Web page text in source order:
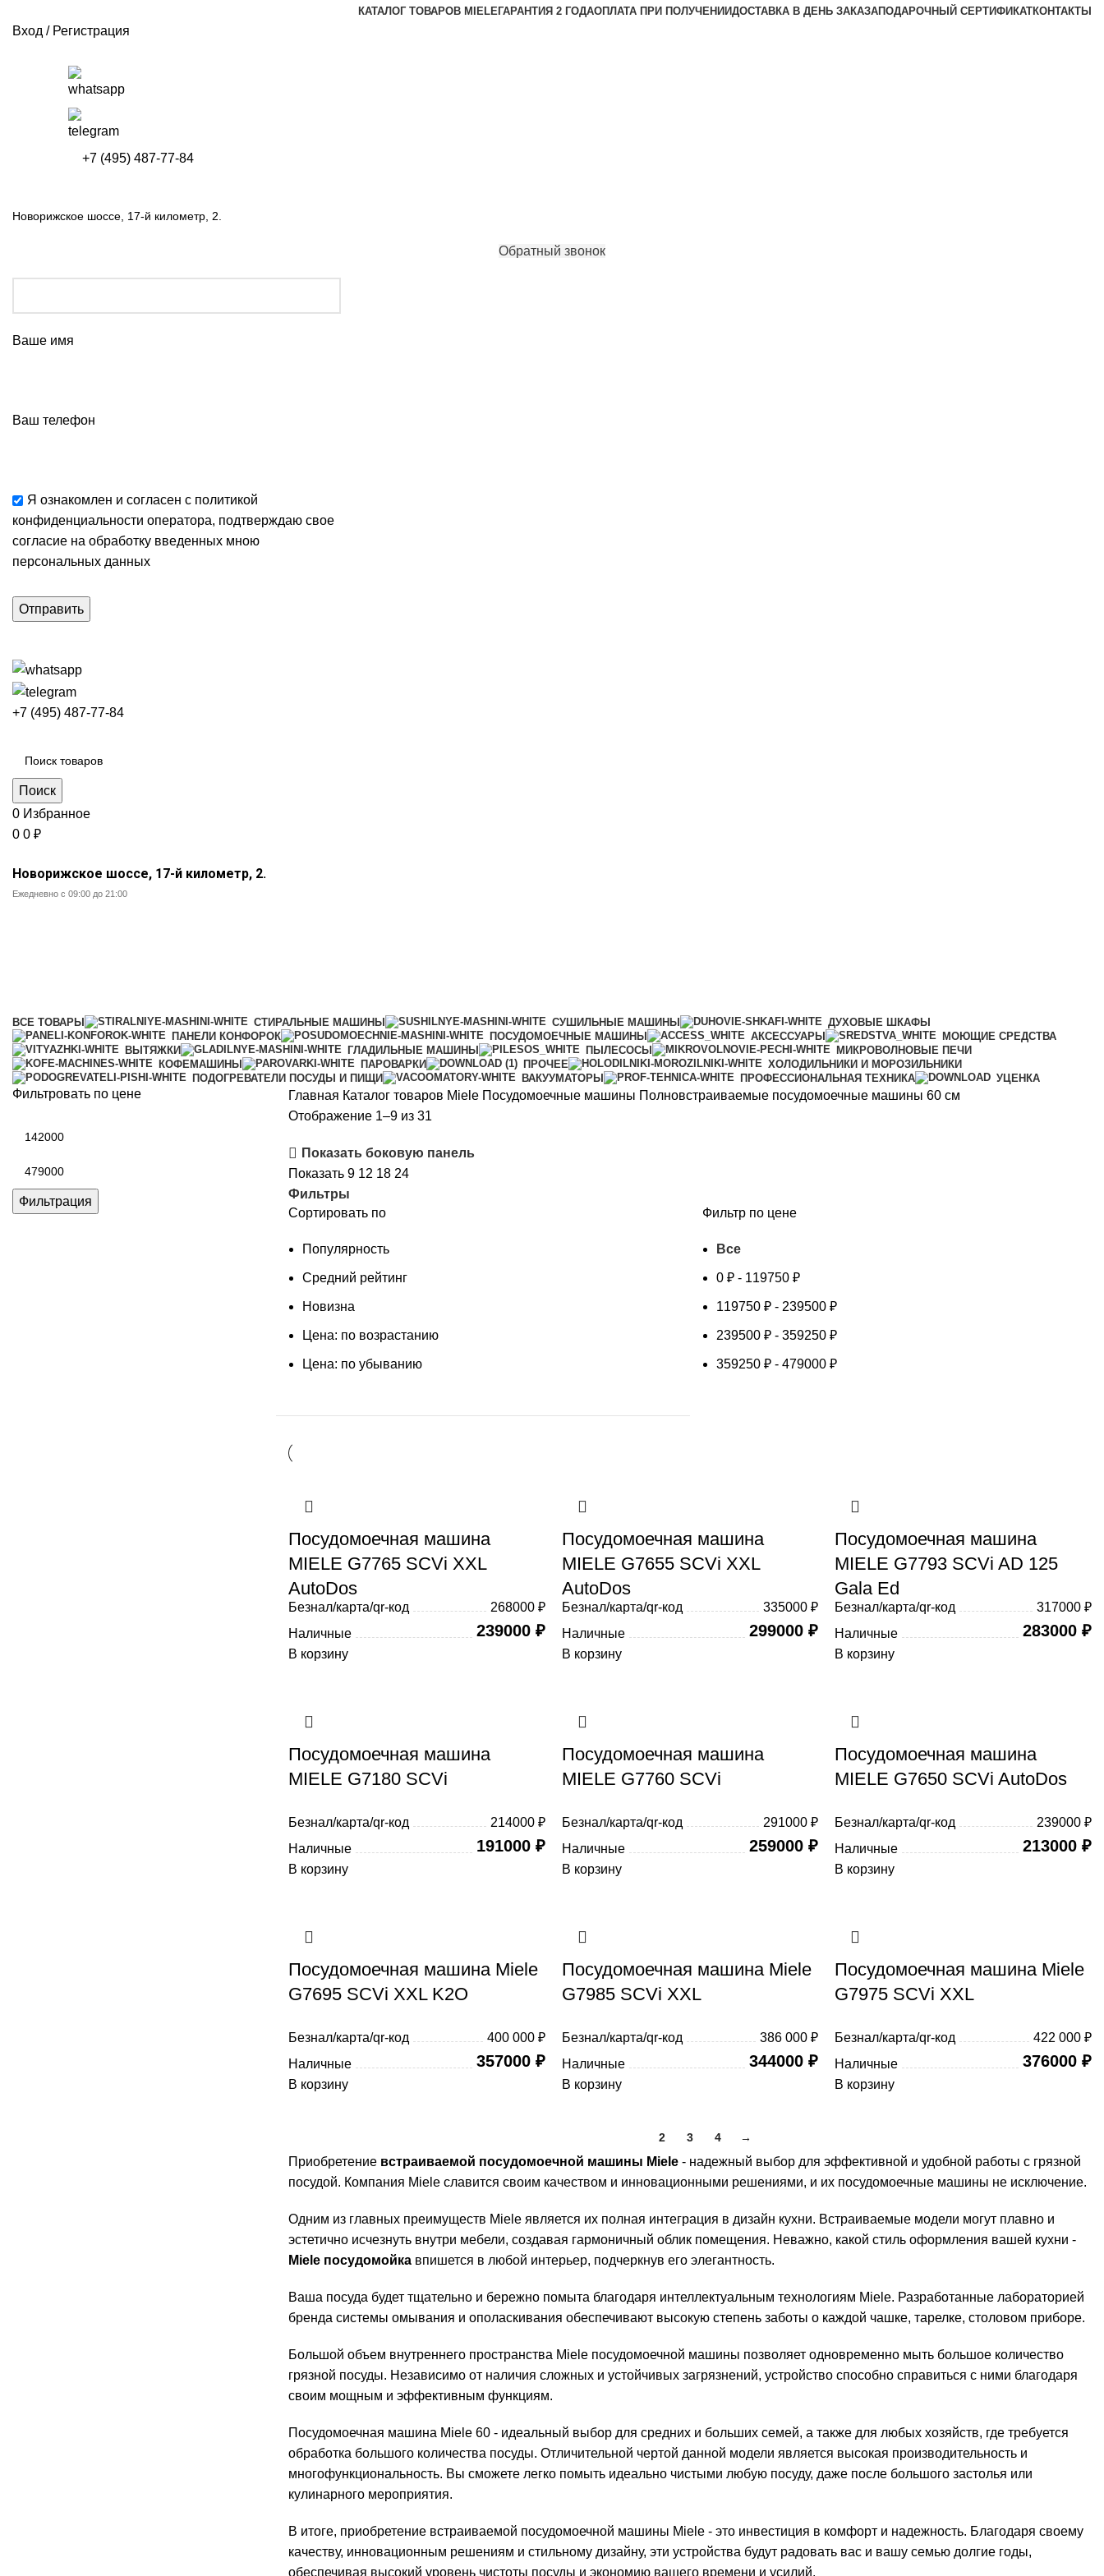
КАТАЛОГ ТОВАРОВ MIELEГАРАНТИЯ 2 ГОДАОПЛАТА ПРИ ПОЛУЧЕНИИДОСТАВКА В ДЕНЬ ЗАКАЗАПОДАРОЧНЫЙ СЕРТИФИКАТКОНТАКТЫ
Вход / Регистрация
+7 (495) 487-77-84
Новорижское шоссе, 17-й километр, 2.
Обратный звонок
Ваше имя
Ваш телефон
Я ознакомлен и согласен с политикой
конфиденциальности оператора, подтверждаю свое
согласие на обработку введенных мною
персональных данных
+7 (495) 487-77-84
Поиск
0 Избранное
0 0 ₽
Новорижское шоссе, 17-й километр, 2.
Ежедневно с 09:00 до 21:00
ВСЕ ТОВАРЫ СТИРАЛЬНЫЕ МАШИНЫ СУШИЛЬНЫЕ МАШИНЫ
ДУХОВЫЕ ШКАФЫ
ПАНЕЛИ КОНФОРОК
ПОСУДОМОЕЧНЫЕ МАШИНЫ АКСЕССУАРЫ
МОЮЩИЕ СРЕДСТВА
ВЫТЯЖКИ
ГЛАДИЛЬНЫЕ МАШИНЫ ПЫЛЕСОСЫ
МИКРОВОЛНОВЫЕ ПЕЧИ
КОФЕМАШИНЫ
ПАРОВАРКИ ПРОЧЕЕ
ХОЛОДИЛЬНИКИ И МОРОЗИЛЬНИКИ
ПОДОГРЕВАТЕЛИ ПОСУДЫ И ПИЩИ
ВАКУУМАТОРЫ ПРОФЕССИОНАЛЬНАЯ ТЕХНИКА УЦЕНКА
Фильтровать по цене
Фильтрация
Главная Каталог товаров Miele Посудомоечные машины Полновстраиваемые посудомоечные машины 60 см
Отображение 1–9 из 31
рейтингу
Показать боковую панель
Показать 9 12 18 24
Фильтры
Сортировать по
Популярность
Средний рейтинг
Новизна
Цена: по возрастанию
Цена: по убыванию
Фильтр по цене
Все
0 ₽ - 119750 ₽
119750 ₽ - 239500 ₽
239500 ₽ - 359250 ₽
359250 ₽ - 479000 ₽
Посудомоечная машина
MIELE G7765 SCVi XXL
AutoDos
Безнал/карта/qr-код
268000 ₽
Наличные
239000 ₽
В корзину
Посудомоечная машина
MIELE G7655 SCVi XXL
AutoDos
Безнал/карта/qr-код
335000 ₽
Наличные
299000₽
В корзину
Посудомоечная машина
MIELE G7793 SCVi AD 125
Gala Ed
Безнал/карта/qr-код
317000 ₽
Наличные
283000 ₽
В корзину
Посудомоечная машина
MIELE G7180 SCVi
Безнал/карта/qr-код
214000 ₽
Наличные
191000 ₽
В корзину
Посудомоечная машина
MIELE G7760 SCVi
Безнал/карта/qr-код
291000 ₽
Наличные
259000₽
В корзину
Посудомоечная машина
MIELE G7650 SCVi AutoDos
Безнал/карта/qr-код
239000 ₽
Наличные
213000 ₽
В корзину
Посудомоечная машина Miele
G7695 SCVi XXL K2O
Безнал/карта/qr-код
400 000 ₽
Наличные
357000 ₽
В корзину
Посудомоечная машина Miele
G7985 SCVi XXL
Безнал/карта/qr-код
386 000 ₽
Наличные
344000₽
В корзину
Посудомоечная машина Miele
G7975 SCVi XXL
Безнал/карта/qr-код
422 000 ₽
Наличные
376000 ₽
В корзину
2 3 4 →
Приобретение встраиваемой посудомоечной машины Miele - надежный выбор для эффективной и удобной работы с грязной
посудой. Компания Miele славится своим качеством и инновационными решениями, и их посудомоечные машины не исключение.
Одним из главных преимуществ Miele является их полная интеграция в дизайн кухни. Встраиваемые модели могут плавно и
эстетично исчезнуть внутри мебели, создавая гармоничный облик помещения. Неважно, какой стиль оформления вашей кухни -
Miele посудомойка впишется в любой интерьер, подчеркнув его элегантность.
Ваша посуда будет тщательно и бережно помыта благодаря интеллектуальным технологиям Miele. Разработанные лабораторией
бренда системы омывания и ополаскивания обеспечивают высокую степень заботы о каждой чашке, тарелке, столовом приборе.
Большой объем внутреннего пространства Miele посудомоечной машины позволяет одновременно мыть большое количество
грязной посуды. Независимо от наличия сложных и устойчивых загрязнений, устройство способно справиться с ними благодаря
своим мощным и эффективным функциям.
Посудомоечная машина Miele 60 - идеальный выбор для средних и больших семей, а также для любых хозяйств, где требуется
обработка большого количества посуды. Отличительной чертой данной модели является высокая производительность и
многофункциональность. Вы сможете легко помыть идеально чистыми любую посуду, даже после большого застолья или
кулинарного мероприятия.
В итоге, приобретение встраиваемой посудомоечной машины Miele - это инвестиция в комфорт и надежность. Благодаря своему
качеству, инновационным решениям и стильному дизайну, эти устройства будут радовать вас и вашу семью долгие годы,
обеспечивая высокий уровень чистоты посуды и экономию вашего времени и усилий.